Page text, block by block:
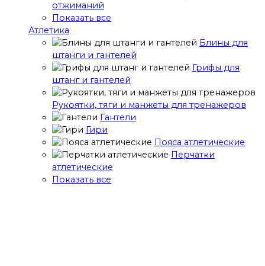
отжиманий
Показать все
Атлетика
Блины для
штанги и гантелей
Грифы для
штанг и гантелей
Рукоятки, тяги и манжеты для тренажеров
Гантели
Гири
Пояса атлетические
Перчатки
атлетические
Показать все